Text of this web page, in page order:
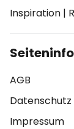
Inspiration |
AGB
Datenschutz
Impressum